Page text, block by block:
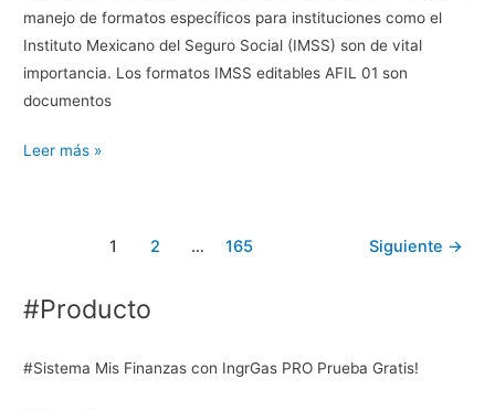
manejo de formatos específicos para instituciones como el
Instituto Mexicano del Seguro Social (IMSS) son de vital
importancia. Los formatos IMSS editables AFIL 01 son
documentos
Formatos
Angellomix:
Técnica
Leer más »
1 2 … 165 Siguiente →
#Producto
#Sistema Mis Finanzas con IngrGas PRO Prueba Gratis!